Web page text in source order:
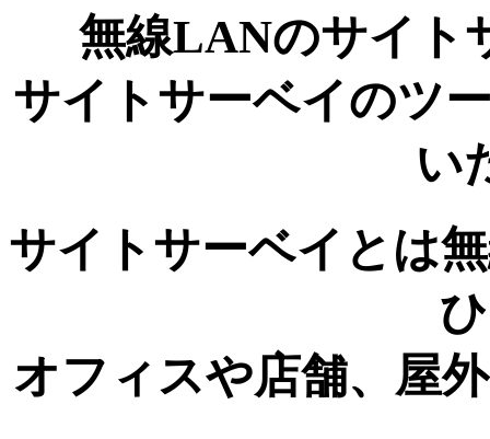
無線LANのサイト
サイトサーベイのツ
い
サイトサーベイとは
オフィスや店舗、屋